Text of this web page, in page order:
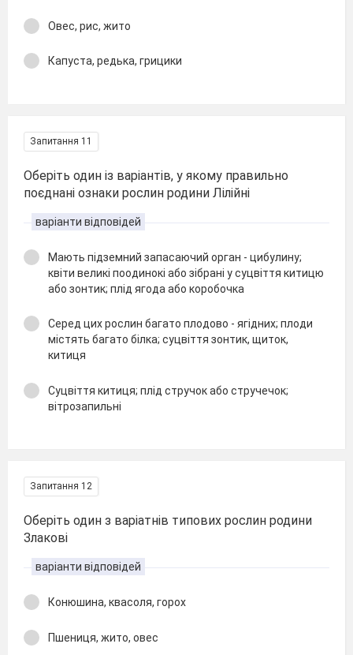
Овес, рис, жито
Капуста, редька, грицики
Запитання 11
Оберіть один із варіантів, у якому правильно
поєднані ознаки рослин родини Лілійні
варіанти відповідей
Мають підземний запасаючий орган - цибулину;
квіти великі поодинокі або зібрані у суцвіття китицю
або зонтик; плід ягода або коробочка
Серед цих рослин багато плодово - ягідних; плоди
містять багато білка; суцвіття зонтик, щиток,
китиця
Суцвіття китиця; плід стручок або стручечок;
вітрозапильні
Запитання 12
Оберіть один з варіатнів типових рослин родини
Злакові
варіанти відповідей
Конюшина, квасоля, горох
Пшениця, жито, овес